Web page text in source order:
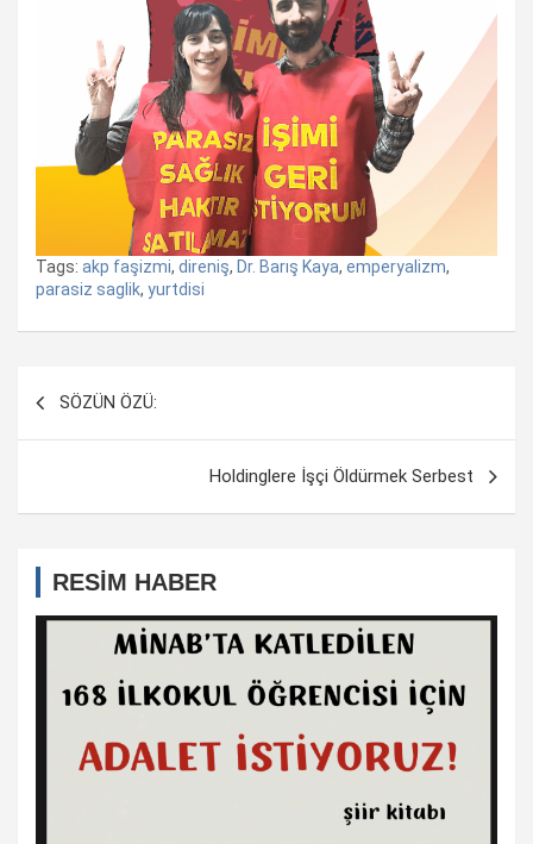
Tags: akp faşizmi, direniş, Dr. Barış Kaya, emperyalizm,
parasiz saglik, yurtdisi
Yazı
SÖZÜN ÖZÜ:
Holdinglere İşçi Öldürmek Serbest
RESİM HABER